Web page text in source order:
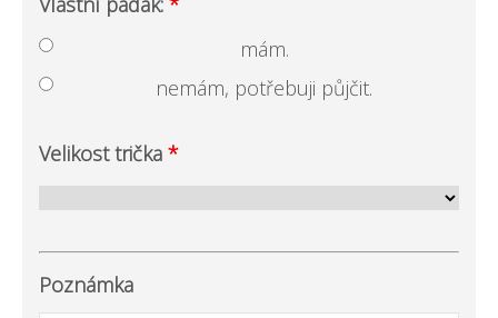
mám.
nemám, potřebuji půjčit.
Velikost trička *
Poznámka